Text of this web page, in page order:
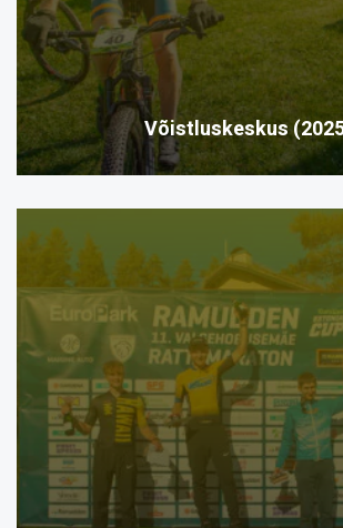
Võistluskeskus